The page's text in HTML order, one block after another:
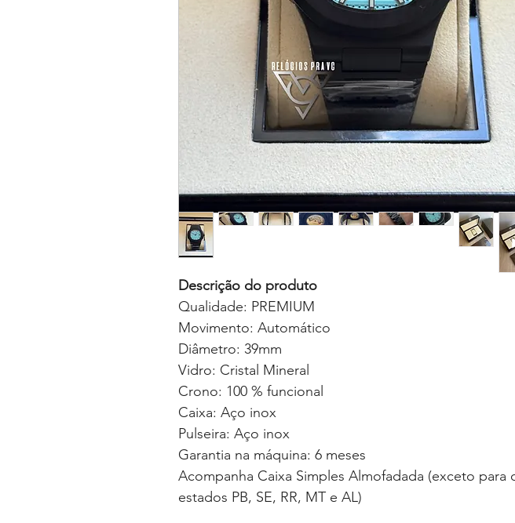
Descrição do produto
Qualidade: PREMIUM
Movimento: Automático
Diâmetro: 39mm
Vidro: Cristal Mineral
Crono: 100 % funcional
Caixa: Aço inox
Pulseira: Aço inox
Garantia na máquina: 6 meses
Acompanha Caixa Simples Almofadada (exceto para
estados PB, SE, RR, MT e AL)